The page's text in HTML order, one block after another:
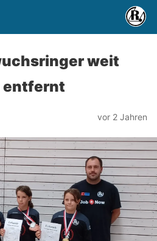
weit
entfernt
vor 2 Jahren